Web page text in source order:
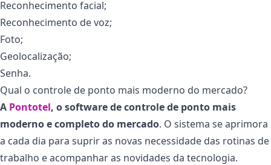
Reconhecimento facial;
Reconhecimento de voz;
Foto;
Geolocalização;
Senha.
Qual o controle de ponto mais moderno do mercado?
A Pontotel, o software de controle de ponto mais
moderno e completo do mercado. O sistema se aprimora
a cada dia para suprir as novas necessidade das rotinas de
trabalho e acompanhar as novidades da tecnologia.